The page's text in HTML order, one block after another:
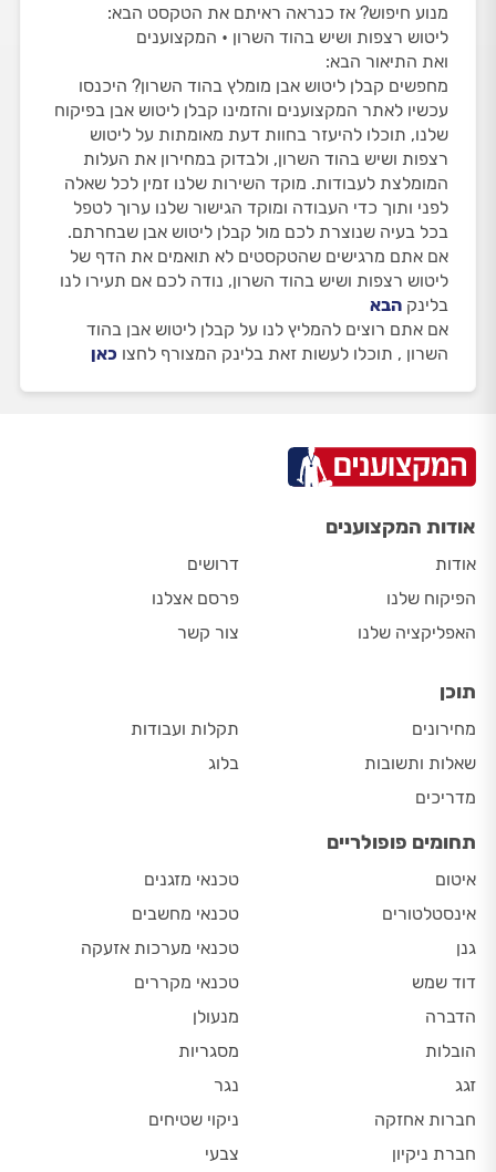
מנוע חיפוש? אז כנראה ראיתם את הטקסט הבא:
ליטוש רצפות ושיש בהוד השרון • המקצוענים
ואת התיאור הבא:
מחפשים קבלן ליטוש אבן מומלץ בהוד השרון? היכנסו
עכשיו לאתר המקצוענים והזמינו קבלן ליטוש אבן בפיקוח
שלנו, תוכלו להיעזר בחוות דעת מאומתות על ליטוש
רצפות ושיש בהוד השרון, ולבדוק במחירון את העלות
המומלצת לעבודות. מוקד השירות שלנו זמין לכל שאלה
לפני ותוך כדי העבודה ומוקד הגישור שלנו ערוך לטפל
בכל בעיה שנוצרת לכם מול קבלן ליטוש אבן שבחרתם.
אם אתם מרגישים שהטקסטים לא תואמים את הדף של
ליטוש רצפות ושיש בהוד השרון, נודה לכם אם תעירו לנו
בלינק הבא
אם אתם רוצים להמליץ לנו על קבלן ליטוש אבן בהוד
השרון , תוכלו לעשות זאת בלינק המצורף לחצו כאן
אודות המקצוענים
אודות
הפיקוח שלנו
האפליקציה שלנו
דרושים
פרסם אצלנו
צור קשר
תוכן
מחירונים
שאלות ותשובות
מדריכים
תקלות ועבודות
בלוג
תחומים פופולריים
איטום
אינסטלטורים
גנן
דוד שמש
הדברה
הובלות
זגג
חברות אחזקה
חברת ניקיון
טכנאי מזגנים
טכנאי מחשבים
טכנאי מערכות אזעקה
טכנאי מקררים
מנעולן
מסגריות
נגר
ניקוי שטיחים
צבעי